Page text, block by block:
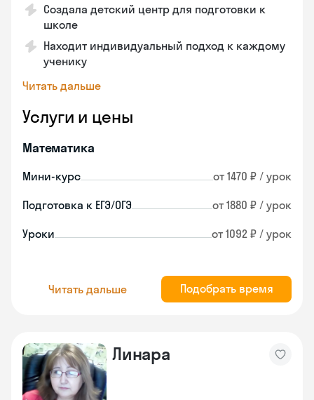
Создала детский центр для подготовки к
школе
Находит индивидуальный подход к каждому
ученику
Читать дальше
Услуги и цены
Математика
Мини-курс от 1470 ₽ / урок
Подготовка к ЕГЭ/ОГЭ от 1880 ₽ / урок
Уроки от 1092 ₽ / урок
Читать дальше Подобрать время
Линара